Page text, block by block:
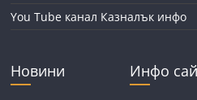
You Tube канал Казналък инфо
Новини Инфо